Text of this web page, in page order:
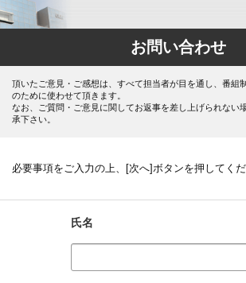
お問い合わせ
頂いたご意見・ご感想は、すべて担当者が目を通し、番組
のために使わせて頂きます。
なお、ご質問・ご意見に関してお返事を差し上げられない
承下さい。
必要事項をご入力の上、[次へ]ボタンを押してくだ
氏名